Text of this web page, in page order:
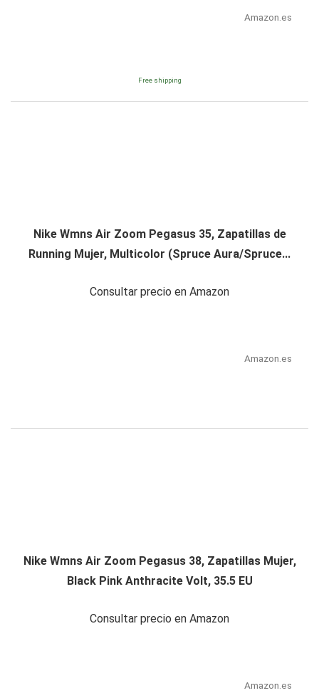
Amazon.es
Free shipping
Nike Wmns Air Zoom Pegasus 35, Zapatillas de
Running Mujer, Multicolor (Spruce Aura/Spruce...
Consultar precio en Amazon
Amazon.es
Nike Wmns Air Zoom Pegasus 38, Zapatillas Mujer,
Black Pink Anthracite Volt, 35.5 EU
Consultar precio en Amazon
Amazon.es